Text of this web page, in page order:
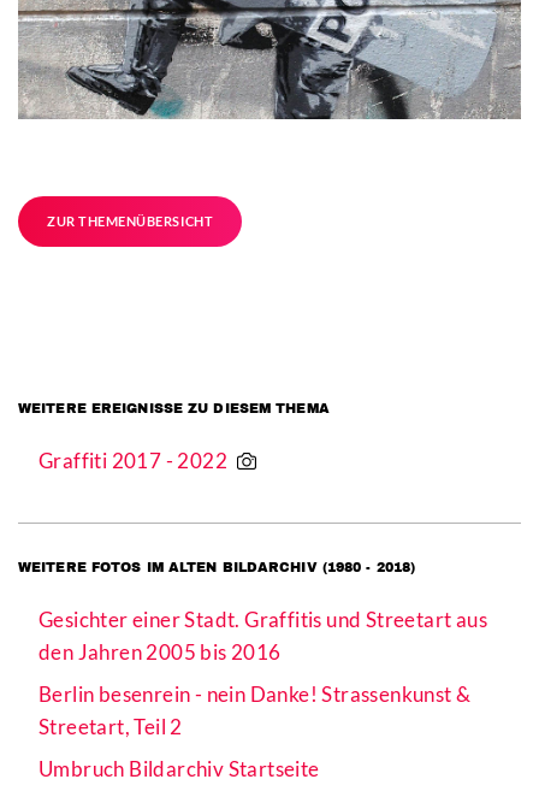
ZUR THEMENÜBERSICHT
WEITERE EREIGNISSE ZU DIESEM THEMA
Graffiti 2017 - 2022
WEITERE FOTOS IM ALTEN BILDARCHIV (1980 - 2018)
Gesichter einer Stadt. Graffitis und Streetart aus
den Jahren 2005 bis 2016
Berlin besenrein - nein Danke! Strassenkunst &
Streetart, Teil 2
Umbruch Bildarchiv Startseite